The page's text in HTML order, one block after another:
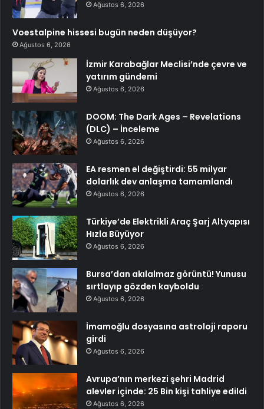
Ağustos 6, 2026
Voestalpine hissesi bugün neden düşüyor?
Ağustos 6, 2026
İzmir Karabağlar Meclisi’nde çevre ve
yatırım gündemi
Ağustos 6, 2026
DOOM: The Dark Ages – Revelations
(DLC) – İnceleme
Ağustos 6, 2026
EA resmen el değiştirdi: 55 milyar
dolarlık dev anlaşma tamamlandı
Ağustos 6, 2026
Türkiye’de Elektrikli Araç Şarj Altyapısı
Hızla Büyüyor
Ağustos 6, 2026
Bursa’dan akılalmaz görüntü! Yunusu
sırtlayıp gözden kayboldu
Ağustos 6, 2026
İmamoğlu dosyasına astroloji raporu
girdi
Ağustos 6, 2026
Avrupa’nın merkezi şehri Madrid
alevler içinde: 25 Bin kişi tahliye edildi
Ağustos 6, 2026